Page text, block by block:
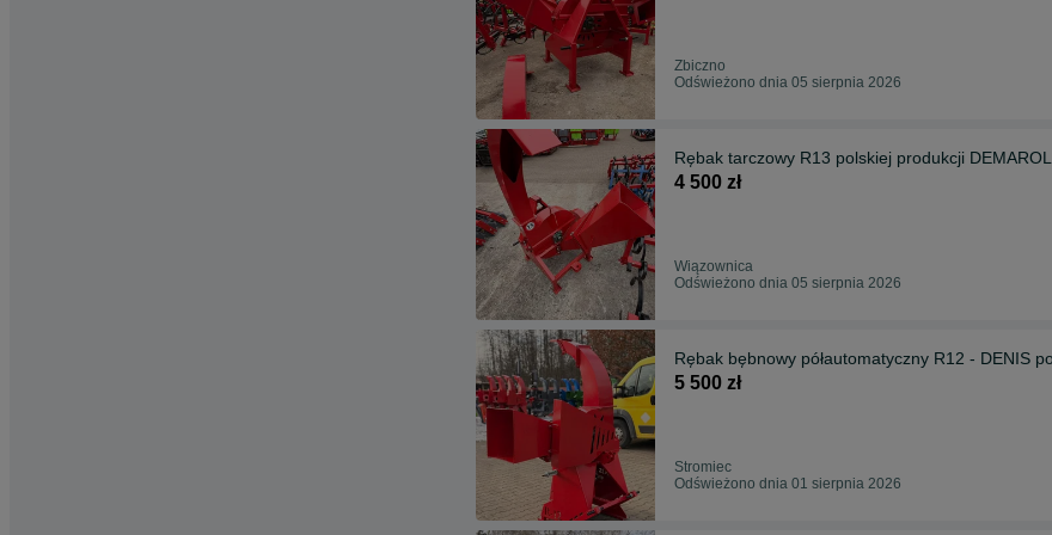
Zbiczno
Odświeżono dnia 05 sierpnia 2026
Rębak tarczowy R13 polskiej produkcji DEMAROL
4 500 zł
Wiązownica
Odświeżono dnia 05 sierpnia 2026
Rębak bębnowy półautomatyczny R12 - DENIS
5 500 zł
Stromiec
Odświeżono dnia 01 sierpnia 2026